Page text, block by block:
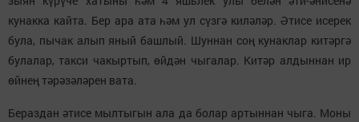
кунакка кайта. Бер ара ата һәм ул сүзгә киләләр. Әтисе исерек
була, пычак алып яный башлый. Шуннан соң кунаклар китәргә
булалар, такси чакыртып, өйдән чыгалар. Китәр алдыннан ир
өйнең тәрәзәләрен вата.
Бераздан әтисе мылтыгын ала да болар артыннан чыга. Моны